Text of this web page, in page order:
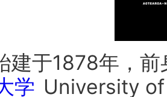
建于1878年，
学 University